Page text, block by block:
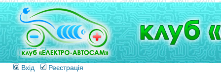
Вхід Реєстрація